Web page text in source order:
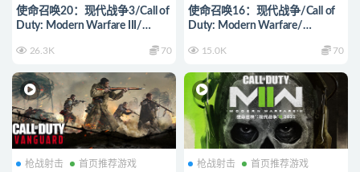
使命召唤20：现代战争3/Call of
Duty: Modern Warfare III/
26.3K 70
使命召唤16：现代战争/Call of
Duty: Modern Warfare/
15.0K 70
枪战射击 首页推荐游戏 枪战射击 首页推荐游戏